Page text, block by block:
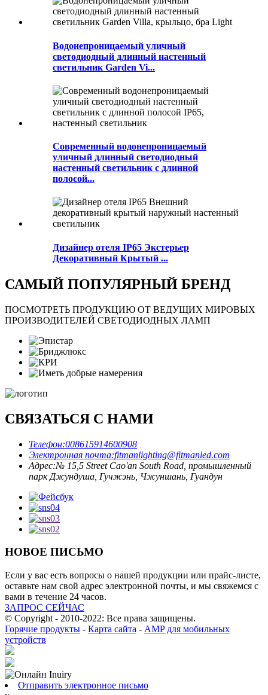
Водонепроницаемый уличный
светодиодный длинный настенный
светильник Garden Vi...
Современный водонепроницаемый
уличный длинный светодиодный
настенный светильник с длинной
полосой...
Дизайнер отеля IP65 Экстерьер
Декоративный Крытый ...
САМЫЙ ПОПУЛЯРНЫЙ БРЕНД
ПОСМОТРЕТЬ ПРОДУКЦИЮ ОТ ВЕДУЩИХ МИРОВЫХ
ПРОИЗВОДИТЕЛЕЙ СВЕТОДИОДНЫХ ЛАМП
СВЯЗАТЬСЯ С НАМИ
Телефон:008615914600908
Электронная почта:fitmanlighting@fitmanled.com
Адрес:№ 15,5 Street Cao'an South Road, промышленный
парк Джундуша, Гучжэнь, Чжуншань, Гуандун
НОВОЕ ПИСЬМО
Если у вас есть вопросы о нашей продукции или прайс-листе,
оставьте нам свой адрес электронной почты, и мы свяжемся с
вами в течение 24 часов.
ЗАПРОС СЕЙЧАС
© Copyright - 2010-2022: Все права защищены.
Горячие продукты - Карта сайта - AMP для мобильных
устройств
Отправить электронное письмо